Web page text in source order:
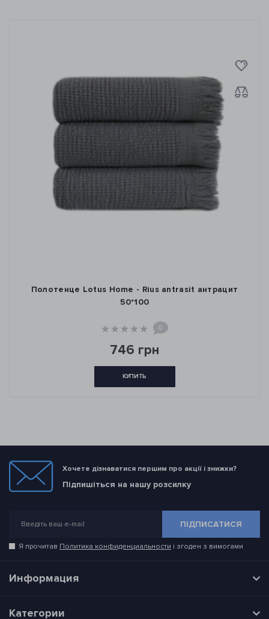
Полотенце Lotus Home - Rius antrasit антрацит
50*100
0
746 грн
КУПИТЬ
Хочете дізнаватися першим про акції і знижки?
Підпишіться на нашу розсилку
ПІДПИСАТИСЯ
Я прочитав Политика конфиденциальности і згоден з вимогами
Информация
Категории